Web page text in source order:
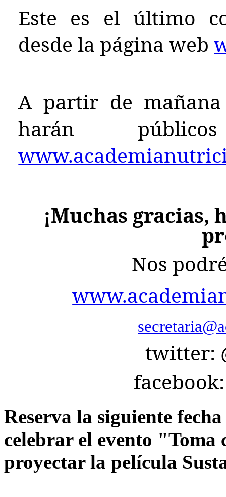
Este es el último
desde la página web
A partir de mañana
harán
¡Muchas gracias,
Nos
twitter:
Reserva la siguiente
celebrar el evento "Toma
proyectar la película